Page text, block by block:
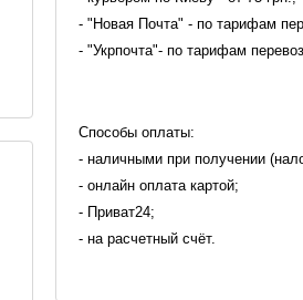
- "Новая Почта" - по тарифам
- "Укрпочта"- по тарифам
Способы оплаты:
- наличными при получении
- онлайн оплата картой;
- Приват24;
- на расчетный счёт.